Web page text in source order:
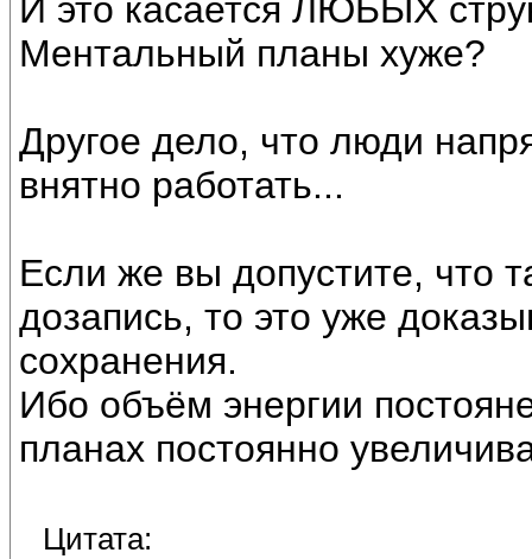
И это касается ЛЮБЫХ
Ментальный планы хуже?
Другое дело, что люди
внятно работать...
Если же вы допустите, что
дозапись, то это уже
сохранения.
Ибо объём энергии
планах постоянно
Цитата: